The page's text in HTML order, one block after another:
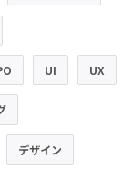
UI UX
デザイン